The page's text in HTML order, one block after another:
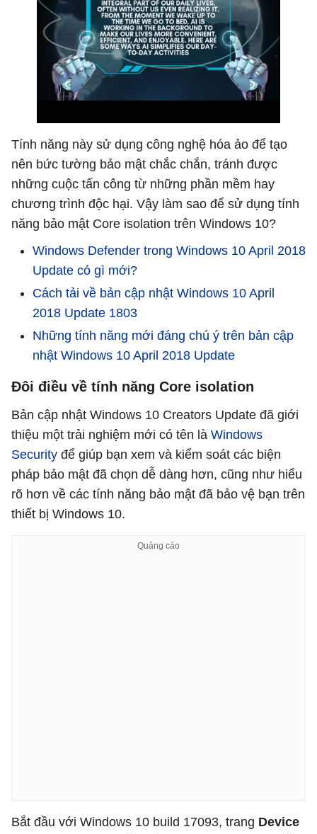
Tính năng này sử dụng công nghệ hóa ảo để tạo
nên bức tường bảo mật chắc chắn, tránh được
những cuộc tấn công từ những phần mềm hay
chương trình độc hại. Vậy làm sao để sử dụng tính
năng bảo mật Core isolation trên Windows 10?
Windows Defender trong Windows 10 April 2018
Update có gì mới?
Cách tải về bản cập nhật Windows 10 April
2018 Update 1803
Những tính năng mới đáng chú ý trên bản cập
nhật Windows 10 April 2018 Update
Đôi điều về tính năng Core isolation
Bản cập nhật Windows 10 Creators Update đã giới
thiệu một trải nghiệm mới có tên là Windows
Security để giúp bạn xem và kiểm soát các biện
pháp bảo mật đã chọn dễ dàng hơn, cũng như hiểu
rõ hơn về các tính năng bảo mật đã bảo vệ bạn trên
thiết bị Windows 10.
Bắt đầu với Windows 10 build 17093, trang Device